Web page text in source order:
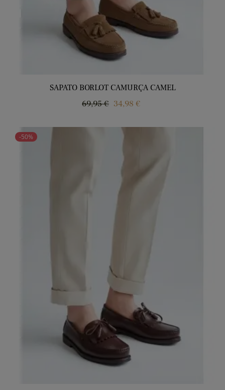
SAPATO BORLOT CAMURÇA CAMEL
Regular
69,95 € Price
34,98 €
-50%